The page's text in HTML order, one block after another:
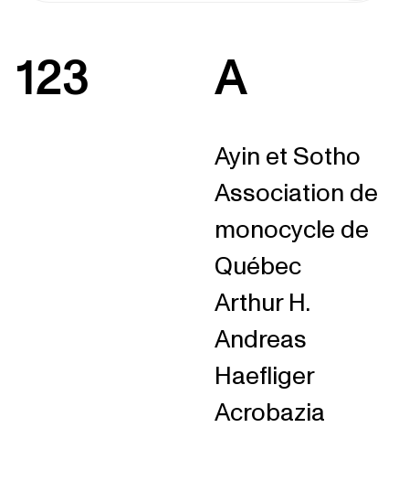
123 A
Ayin et Sotho
Association de
monocycle de
Québec
Arthur H.
Andreas
Haefliger
Acrobazia